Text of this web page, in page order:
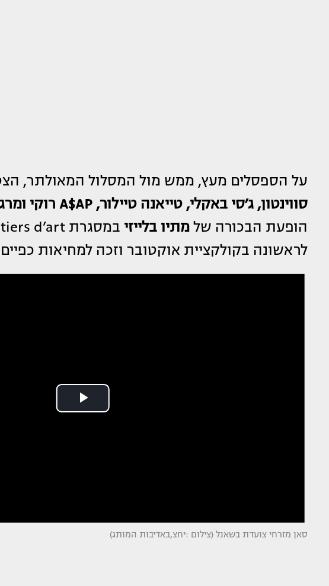
על הספסלים מעץ, ממש מול המסלול המאולתר,
סווינטון, ג׳סי באקלי, טייאנה טיילור, A$AP רוקי ומרגרט
הופעת הבכורה שלמתיו בלייזי
לראשונה בקולקציית אוקטובר וזכה למחיאות
סאן מזרחי צועדת בשאנל (צילום :יחצ,באדיבות המותג)